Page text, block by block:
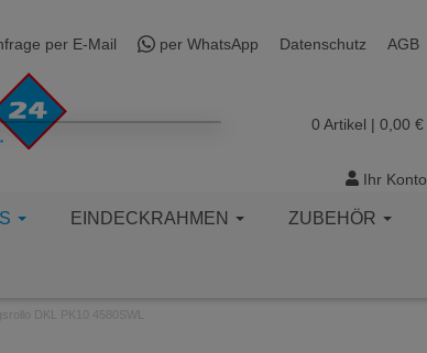
per E-Mail per WhatsApp Datenschutz AGB
0 Artikel | 0,00 €
Ihr Konto
EINDECKRAHMEN ZUBEHÖR
DKL PK10 4580SWL